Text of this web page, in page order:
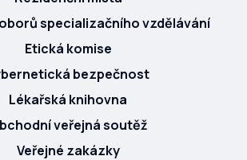
specializačního vzdělávání
Etická komise
bezpečnost
Lékařská knihovna
veřejná soutěž
Veřejné zakázky